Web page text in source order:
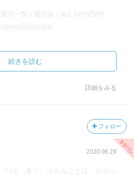
評一覧 | 書評家 | ALL REVIEWS
ん 考える教室 大人のための哲学
の本棚から
続きを読む
詳細をみる
フォロー
2020.06.29
のは、違う。そんなことは、分かっ